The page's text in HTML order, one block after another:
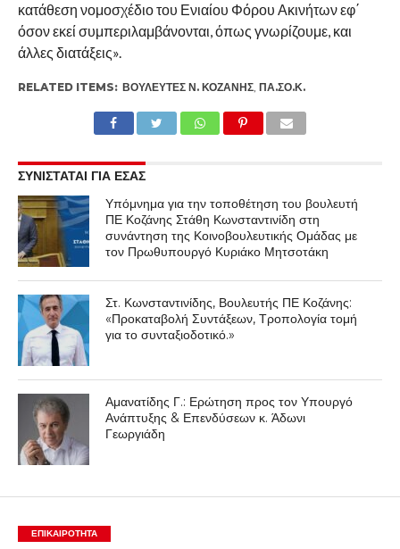
κατάθεση νομοσχέδιο του Ενιαίου Φόρου Ακινήτων εφ΄
όσον εκεί συμπεριλαμβάνονται, όπως γνωρίζουμε, και
άλλες διατάξεις».
RELATED ITEMS: ΒΟΥΛΕΥΤΈΣ Ν. ΚΟΖΆΝΗΣ, ΠΑ.ΣΟ.Κ.
ΣΥΝΙΣΤΑΤΑΙ ΓΙΑ ΕΣΑΣ
Υπόμνημα για την τοποθέτηση του βουλευτή
ΠΕ Κοζάνης Στάθη Κωνσταντινίδη στη
συνάντηση της Κοινοβουλευτικής Ομάδας με
τον Πρωθυπουργό Κυριάκο Μητσοτάκη
Στ. Κωνσταντινίδης, Βουλευτής ΠΕ Κοζάνης:
«Προκαταβολή Συντάξεων, Τροπολογία τομή
για το συνταξιοδοτικό.»
Αμανατίδης Γ.: Ερώτηση προς τον Υπουργό
Ανάπτυξης & Επενδύσεων κ. Άδωνι
Γεωργιάδη
ΕΠΙΚΑΙΡΟΤΗΤΑ